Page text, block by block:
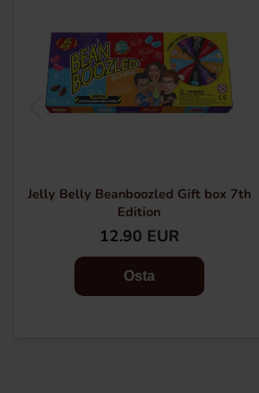
Jelly Belly Beanboozled Gift box 7th
Edition
12.90 EUR
Osta